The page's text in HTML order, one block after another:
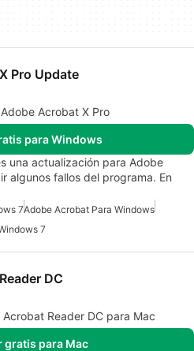
Pro Update
Acrobat X Pro
para Windows
una actualización para Adobe
algunos fallos del programa. En
7Adobe Acrobat Para Windows
7
DC
Reader DC para Mac
gratis para Mac